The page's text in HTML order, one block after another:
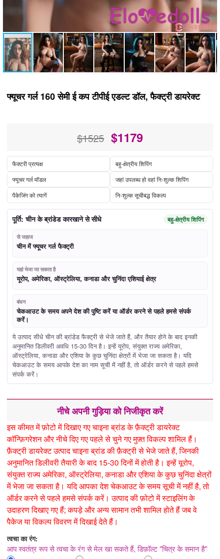
फ्यूचर गर्ल 160 सेमी ई कप टीपीई एडल्ट डॉल, फैक्ट्री डायरेक्ट
$1525 $1179
फैक्टरी प्रत्यक्ष
बहु-क्षेत्रीय शिपिंग
फ्यूचर गर्ल मॉडल
जहां उपलब्ध हो वहां निःशुल्क शिपिंग
पैकेजिंग को त्यागें
निःशुल्क सूचीबद्ध विकल्प
पूर्ति: चीन के ब्रांडेड कारखाने से सीधे बहु-क्षेत्रीय शिपिंग
से जहाज
चीन में फ्यूचर गर्ल फैक्ट्री
यहां भेजा जा सकता है
यूरोप, अमेरिका, ऑस्ट्रेलिया, कनाडा और चुनिंदा एशियाई क्षेत्र
बंधन
चेकआउट के समय अपने देश की पुष्टि करें या ऑर्डर करने से पहले हमसे संपर्क
करें।
ये उत्पाद सीधे चीन की ब्रांडेड फैक्ट्री से भेजे जाते हैं, और तैयार होने के बाद इनकी
अनुमानित डिलीवरी अवधि 15-30 दिन है। इन्हें यूरोप, संयुक्त राज्य अमेरिका,
ऑस्ट्रेलिया, कनाडा और एशिया के कुछ चुनिंदा क्षेत्रों में भेजा जा सकता है। यदि
चेकआउट के समय आपके देश का नाम सूची में नहीं है, तो ऑर्डर करने से पहले हमसे
संपर्क करें।
नीचे अपनी गुड़िया को निजीकृत करें
इस कीमत में फ़ोटो में दिखाए गए चाइना ब्रांड के फ़ैक्ट्री डायरेक्ट
कॉन्फ़िगरेशन और नीचे दिए गए पहले से चुने गए मुफ़्त विकल्प शामिल हैं।
फ़ैक्ट्री डायरेक्ट उत्पाद चाइना ब्रांड की फ़ैक्ट्री से भेजे जाते हैं, जिनकी
अनुमानित डिलीवरी तैयारी के बाद 15-30 दिनों में होती है। इन्हें यूरोप,
संयुक्त राज्य अमेरिका, ऑस्ट्रेलिया, कनाडा और एशिया के कुछ चुनिंदा क्षेत्रों
में भेजा जा सकता है। यदि आपका देश चेकआउट के समय सूची में नहीं है, तो
ऑर्डर करने से पहले हमसे संपर्क करें। उत्पाद की फ़ोटो में स्टाइलिंग के
उदाहरण दिखाए गए हैं; कपड़े और अन्य सामान तभी शामिल होते हैं जब वे
पैकेज या विकल्प विवरण में दिखाई देते हैं।
त्वचा का रंग:
आप स्वतंत्र रूप से त्वचा के रंग से मेल खा सकते हैं, डिफ़ॉल्ट "चित्र के समान है"